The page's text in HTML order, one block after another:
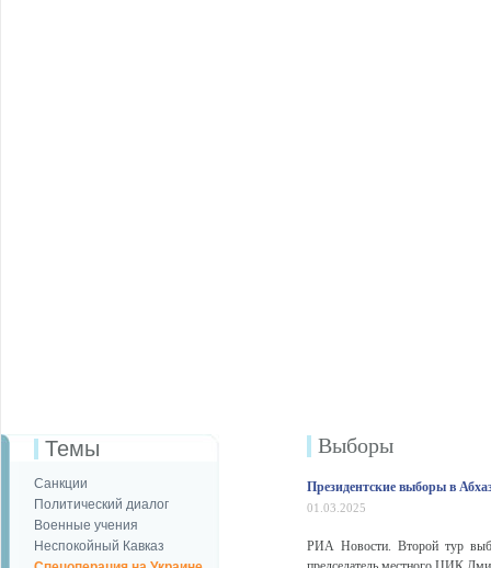
Темы
Санкции
Политический диалог
Военные учения
Неспокойный Кавказ
Выборы
Президентские выборы в
01.03.2025
РИА Новости. Второй тур